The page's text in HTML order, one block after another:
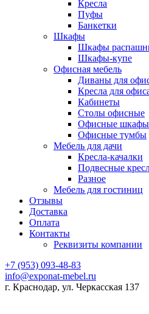
Кресла
Пуфы
Банкетки
Шкафы
Шкафы
Шкафы-купе
Офисная мебель
Диваны для
Кресла для
Кабинеты
Столы офисные
Офисные шкафы
Офисные тумбы
Мебель для дачи
Кресла-качалки
Подвесные
Разное
Мебель для гостиниц
Отзывы
Доставка
Оплата
Контакты
Реквизиты компании
+7 (953) 093-48-83
info@exponat-mebel.ru
г. Краснодар, ул. Черкасская 137